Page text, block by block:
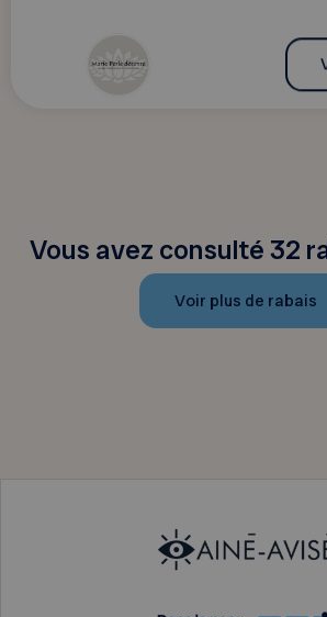
Vous avez consulté 32
Voir plus de rabais